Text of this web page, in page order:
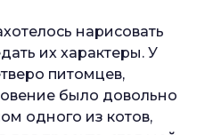
нарисовать
их характеры. У
питомцев,
было довольно
одного из котов,